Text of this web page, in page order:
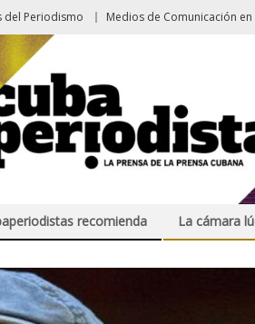
del Periodismo Medios de Comunicación en
recomienda La cámara